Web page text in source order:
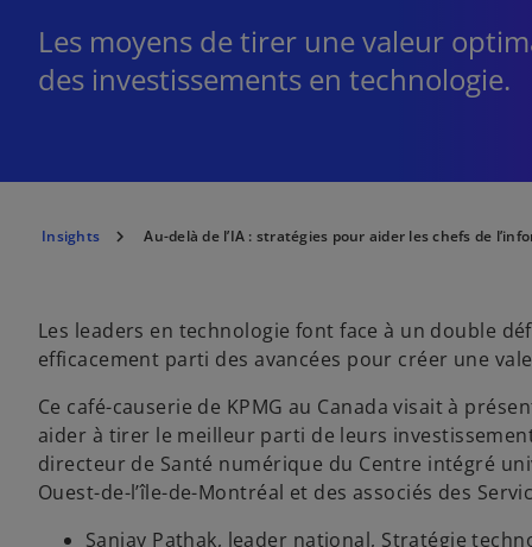
Les moyens de tirer une valeur
des investissements en technologie.
Insights Au-delà de l’IA : stratégies pour aider les chefs de
Les leaders en technologie font face à un double
efficacement parti des avancées pour créer une
Ce café-causerie de KPMG au Canada visait à
aider à tirer le meilleur parti de leurs
directeur de Santé numérique du Centre intégré
Ouest-de-l’île-de-Montréal et des associés des
Sanjay Pathak, leader national, Stratégie